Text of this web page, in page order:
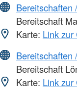
Bereitschaften
Bereitschaft
Karte: Link zur
Bereitschaften
Bereitschaft
Karte: Link zur